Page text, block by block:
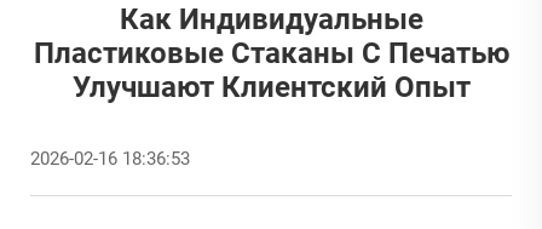
Как Индивидуальные
Пластиковые Стаканы С Печатью
Улучшают Клиентский Опыт
2026-02-16 18:36:53